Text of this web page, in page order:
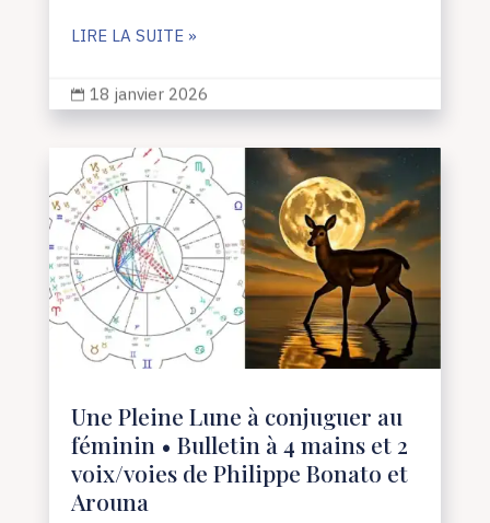
LIRE LA SUITE »
 18 janvier 2026
Une Pleine Lune à conjuguer au
féminin • Bulletin à 4 mains et 2
voix/voies de Philippe Bonato et
Arouna